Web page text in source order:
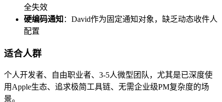
全失效
硬编码通知 ：David作为固定通知对象，缺乏动态收件人
配置
适合人群
个人开发者、自由职业者、3-5人微型团队，尤其是已深度使
用Apple生态、追求极简工具链、无需企业级PM复杂度的场
景。